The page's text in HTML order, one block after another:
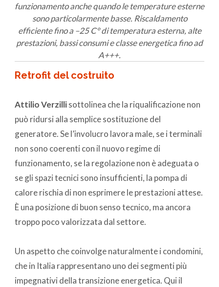
funzionamento anche quando le temperature esterne
sono particolarmente basse. Riscaldamento
efficiente fino a –25 C° di temperatura esterna, alte
prestazioni, bassi consumi e classe energetica fino ad
A+++.
Retrofit del costruito
Attilio Verzillisottolinea che la riqualificazione non
può ridursi alla semplice sostituzione del
generatore. Se l’involucro lavora male, se i terminali
non sono coerenti con il nuovo regime di
funzionamento, se la regolazione non è adeguata o
se gli spazi tecnici sono insufficienti, la pompa di
calore rischia di non esprimere le prestazioni attese.
È una posizione di buon senso tecnico, ma ancora
troppo poco valorizzata dal settore.
Un aspetto che coinvolge naturalmente i condomini,
che in Italia rappresentano uno dei segmenti più
impegnativi della transizione energetica. Qui il